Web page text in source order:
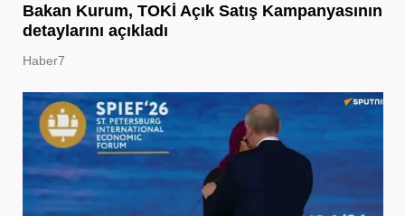
Bakan Kurum, TOKİ Açık Satış Kampanyasının
detaylarını açıkladı
Haber7